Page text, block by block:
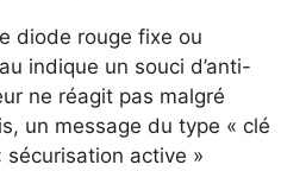
diode rouge fixe ou
indique un souci d’anti-
ne réagit pas malgré
un message du type « clé
sécurisation active »